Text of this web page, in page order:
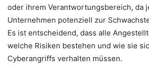
oder ihrem Verantwortungsbereich, da
Unternehmen potenziell zur
Es ist entscheidend, dass alle
welche Risiken bestehen und wie sie
Cyberangriffs verhalten müssen.